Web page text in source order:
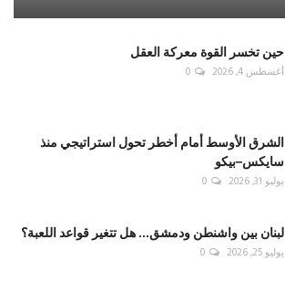
حين تخسر القوة معركة العقل
أغسطس 4, 2026
الشرق الأوسط أمام أخطر تحول استراتيجي منذ
سايكس–بيكو
يوليو 31, 2026
لبنان بين واشنطن ودمشق... هل تتغير قواعد اللعبة؟
يوليو 25, 2026